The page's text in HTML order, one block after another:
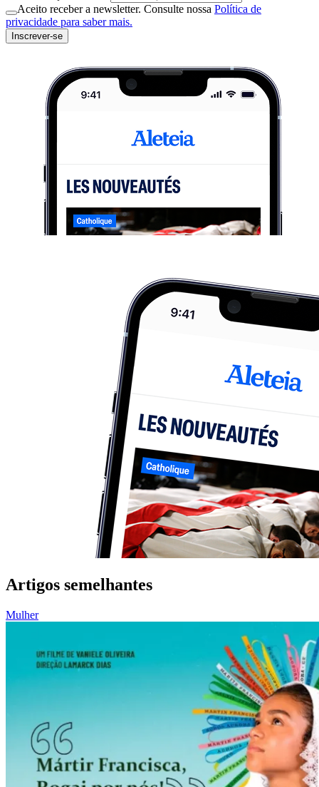
Aceito receber a newsletter. Consulte nossa Política de
privacidade para saber mais.
Inscrever-se
Artigos semelhantes
Mulher